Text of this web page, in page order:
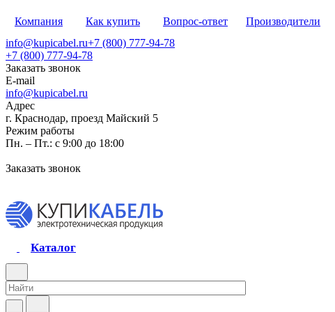
Компания Как купить Вопрос-ответ Производители
info@kupicabel.ru+7 (800) 777-94-78
+7 (800) 777-94-78
Заказать звонок
E-mail
info@kupicabel.ru
Адрес
г. Краснодар, проезд Майский 5
Режим работы
Пн. – Пт.: с 9:00 до 18:00
Заказать звонок
Каталог